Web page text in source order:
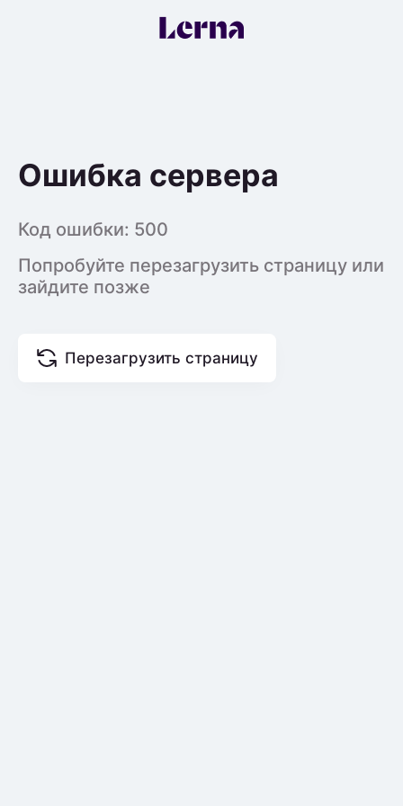
Ошибка сервера
Код ошибки: 500
Попробуйте перезагрузить страницу или
зайдите позже
Перезагрузить страницу